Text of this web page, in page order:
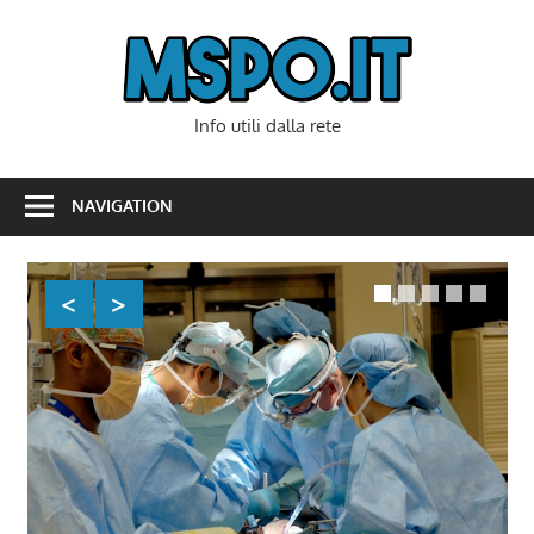
Mspo
Info utili dalla rete
NAVIGATION